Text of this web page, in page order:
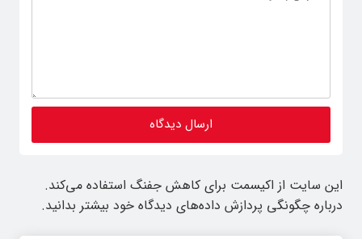
این سایت از اکیسمت برای کاهش جفنگ استفاده می‌کند.
درباره چگونگی پردازش داده‌های دیدگاه خود بیشتر بدانید.